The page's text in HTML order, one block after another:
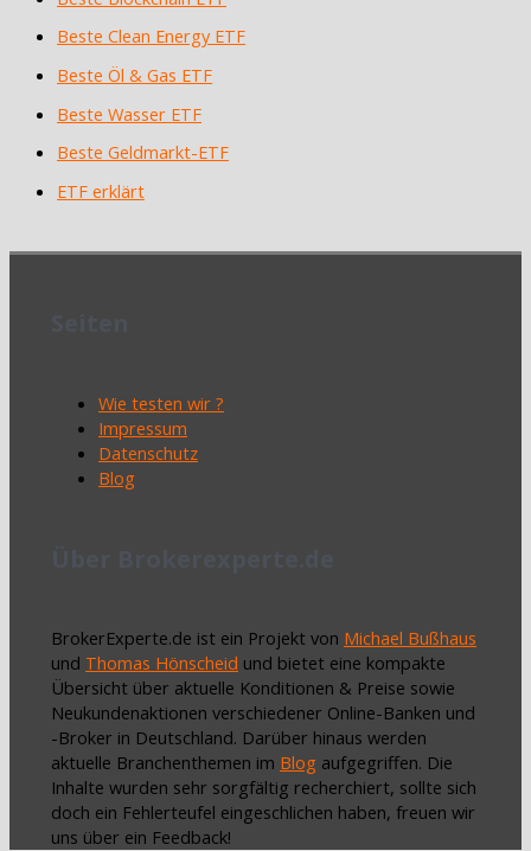
Beste Clean Energy ETF
Beste Öl & Gas ETF
Beste Wasser ETF
Beste Geldmarkt-ETF
ETF erklärt
Wie testen wir ?
Impressum
Datenschutz
Blog
BrokerExperte.de ist ein Projekt von Michael Bußhaus
und Thomas Hönscheid und bietet eine kompakte
Übersicht über aktuelle Konditionen & Preise sowie
Neukundenaktionen verschiedener Online-Banken und
-Broker in Deutschland. Darüber hinaus werden
aktuelle Branchenthemen im Blog aufgegriffen. Die
Inhalte wurden sehr sorgfältig recherchiert, sollte sich
doch ein Fehlerteufel eingeschlichen haben, freuen wir
uns über ein Feedback!